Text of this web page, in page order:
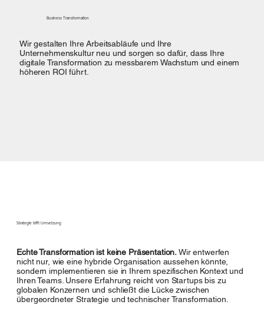
Business Transformation
Wir gestalten Ihre Arbeitsabläufe und Ihre
Unternehmenskultur neu und sorgen so dafür, dass Ihre
digitale Transformation zu messbarem Wachstum und einem
höheren ROI führt.
Strategie trifft Umsetzung
Echte Transformation ist keine Präsentation.Wir entwerfen
nicht nur, wie eine hybride Organisation aussehen könnte,
sondern implementieren sie in Ihrem spezifischen Kontext und
Ihren Teams. Unsere Erfahrung reicht von Startups bis zu
globalen Konzernen und schließt die Lücke zwischen
übergeordneter Strategie und technischer Transformation.